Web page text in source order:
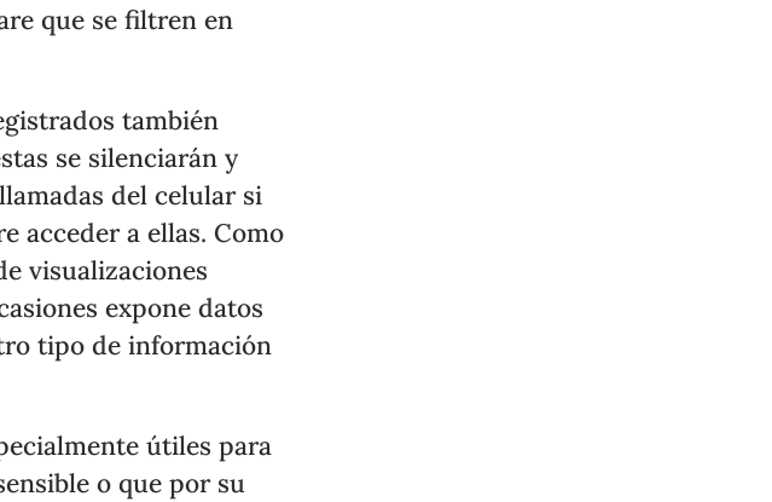
que se filtren en
también
se silenciarán y
del celular si
acceder a ellas. Como
visualizaciones
expone datos
tipo de información
útiles para
o que por su